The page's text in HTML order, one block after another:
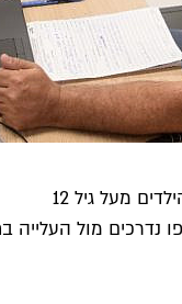
מעל גיל 12
נדרכים מול